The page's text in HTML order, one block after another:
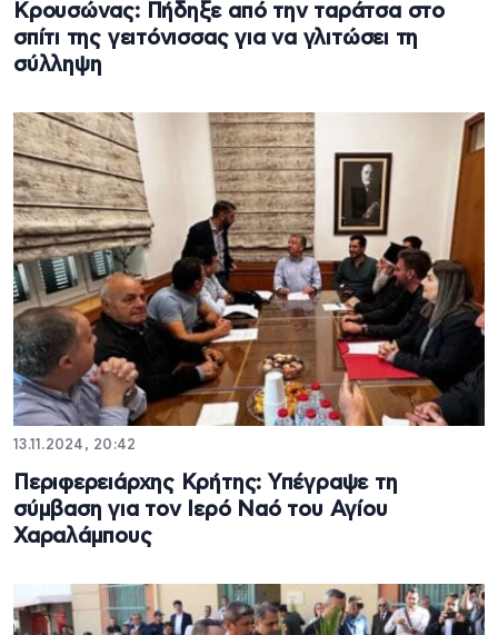
Κρουσώνας: Πήδηξε από την ταράτσα στο
σπίτι της γειτόνισσας για να γλιτώσει τη
σύλληψη
13.11.2024, 20:42
Περιφερειάρχης Κρήτης: Υπέγραψε τη
σύμβαση για τον Ιερό Ναό του Αγίου
Χαραλάμπους